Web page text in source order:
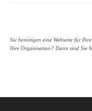
Sie benötigen eine Webseite für
Ihre Organisation? Dann sind Sie